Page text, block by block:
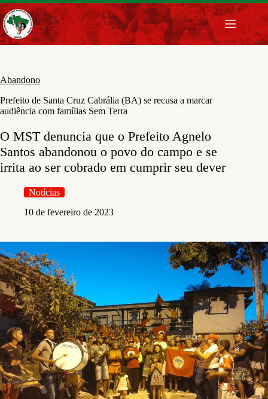
Pular
para
o
conteúdo
Abandono
Prefeito de Santa Cruz Cabrália (BA) se recusa a marcar
audiência com famílias Sem Terra
O MST denuncia que o Prefeito Agnelo
Santos abandonou o povo do campo e se
irrita ao ser cobrado em cumprir seu dever
Notícias
10 de fevereiro de 2023